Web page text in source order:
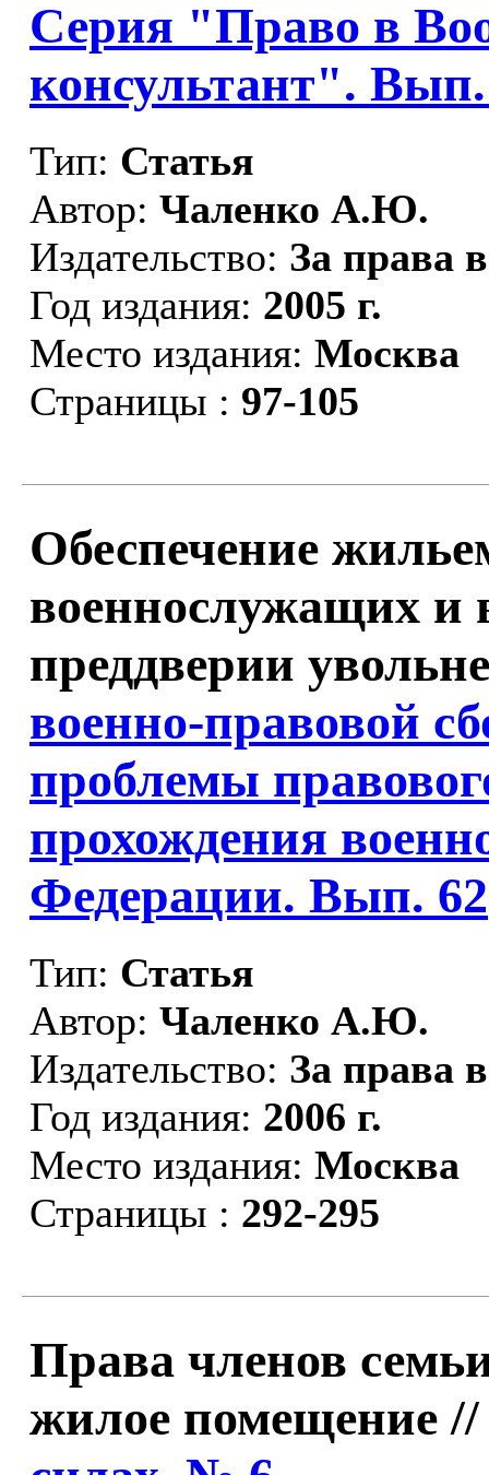
Серия "Право в
консультант".
Тип: Статья
Автор: Чаленко А.Ю.
Издательство: За права
Год издания: 2005 г.
Место издания: Москва
Страницы : 97-105
Обеспечение
военнослужащих и
преддверии
военно-правовой
проблемы
прохождения
Федерации. Вып. 62
Тип: Статья
Автор: Чаленко А.Ю.
Издательство: За права
Год издания: 2006 г.
Место издания: Москва
Страницы : 292-295
Права членов
жилое помещение